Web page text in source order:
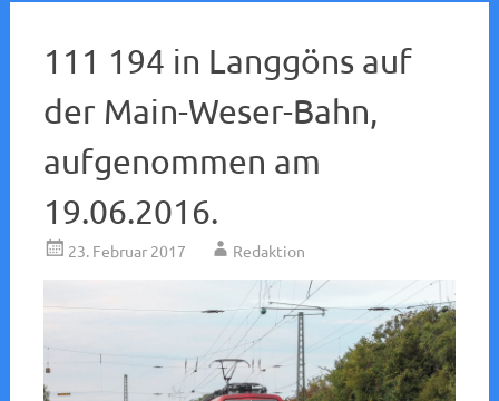
111 194 in Langgöns auf
der Main-Weser-Bahn,
aufgenommen am
19.06.2016.
23. Februar 2017 Redaktion